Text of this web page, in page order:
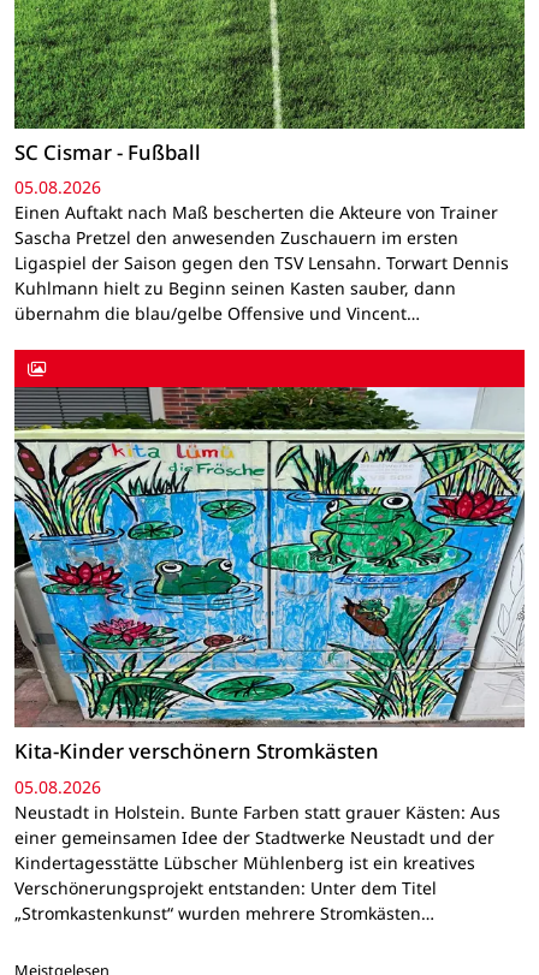
SC Cismar - Fußball
05.08.2026
Einen Auftakt nach Maß bescherten die Akteure von Trainer
Sascha Pretzel den anwesenden Zuschauern im ersten
Ligaspiel der Saison gegen den TSV Lensahn. Torwart Dennis
Kuhlmann hielt zu Beginn seinen Kasten sauber, dann
übernahm die blau/gelbe Offensive und Vincent…
Kita-Kinder verschönern Stromkästen
05.08.2026
Neustadt in Holstein. Bunte Farben statt grauer Kästen: Aus
einer gemeinsamen Idee der Stadtwerke Neustadt und der
Kindertagesstätte Lübscher Mühlenberg ist ein kreatives
Verschönerungsprojekt entstanden: Unter dem Titel
„Stromkastenkunst“ wurden mehrere Stromkästen…
Meistgelesen